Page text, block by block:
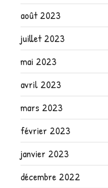
août 2023
juillet 2023
mai 2023
avril 2023
mars 2023
février 2023
janvier 2023
décembre 2022